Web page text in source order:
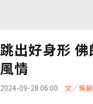
跳出好身形
風情
2024-09-28 06:00 文／吳